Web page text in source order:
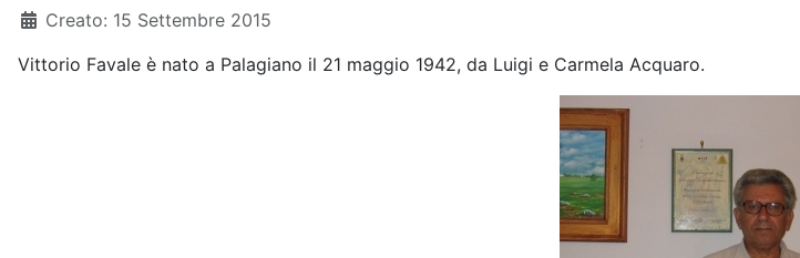
Dettagli
Creato: 15 Settembre 2015
Vittorio Favale è nato a Palagiano il 21 maggio 1942, da Luigi e Carmela Acquaro.